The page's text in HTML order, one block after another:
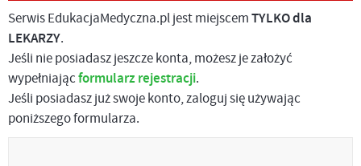
Serwis EdukacjaMedyczna.pl jest miejscemTYLKO dla
LEKARZY.
Jeśli nie posiadasz jeszcze konta, możesz je założyć
wypełniającformularz rejestracji.
Jeśli posiadasz już swoje konto, zaloguj się używając
poniższego formularza.